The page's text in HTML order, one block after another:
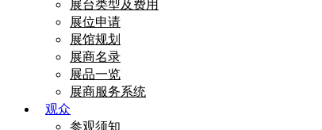
展台类型及费用
展位申请
展馆规划
展商名录
展品一览
展商服务系统
观众
参观须知